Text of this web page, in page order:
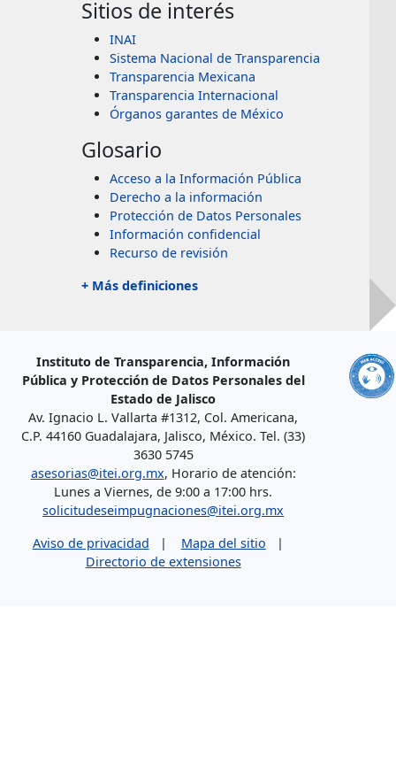
Sitios de interés
INAI
Sistema Nacional de Transparencia
Transparencia Mexicana
Transparencia Internacional
Órganos garantes de México
Glosario
Acceso a la Información Pública
Derecho a la información
Protección de Datos Personales
Información confidencial
Recurso de revisión
+ Más definiciones
Instituto de Transparencia, Información
Pública y Protección de Datos Personales del
Estado de Jalisco
Av. Ignacio L. Vallarta #1312, Col. Americana,
C.P. 44160 Guadalajara, Jalisco, México. Tel. (33)
3630 5745
asesorias@itei.org.mx, Horario de atención:
Lunes a Viernes, de 9:00 a 17:00 hrs.
solicitudeseimpugnaciones@itei.org.mx
Aviso de privacidad | Mapa del sitio |
Directorio de extensiones